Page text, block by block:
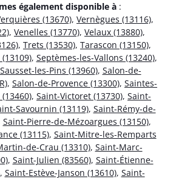
également disponible à :
(13670), Vernègues (13116),
, Venelles (13770), Velaux (13880),
, Trets (13530), Tarascon (13150),
, Septèmes-les-Vallons (13240),
Sausset-les-Pins (13960), Salon-de-
, Salon-de-Provence (13300), Saintes-
, Saint-Victoret (13730), Saint-
Savournin (13119), Saint-Rémy-de-
Saint-Pierre-de-Mézoargues (13150),
(13115), Saint-Mitre-les-Remparts
de-Crau (13310), Saint-Marc-
, Saint-Julien (83560), Saint-Étienne-
, Saint-Estève-Janson (13610), Saint-